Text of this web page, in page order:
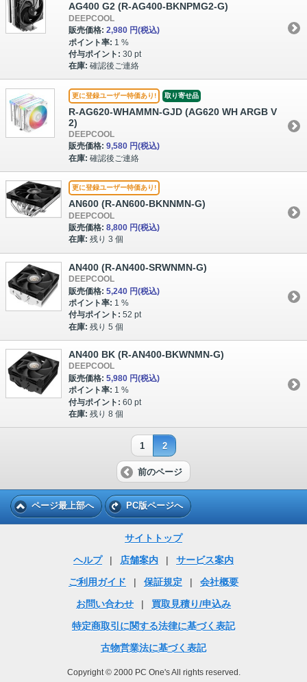
AG400 G2 (R-AG400-BKNPMG2-G)
DEEPCOOL
販売価格: 2,980 円(税込)
ポイント率: 1 %
付与ポイント: 30 pt
在庫: 確認後ご連絡
更に登録ユーザー特価あり! 取り寄せ品
R-AG620-WHAMMN-GJD (AG620 WH ARGB V
2)
DEEPCOOL
販売価格: 9,580 円(税込)
在庫: 確認後ご連絡
更に登録ユーザー特価あり!
AN600 (R-AN600-BKNNMN-G)
DEEPCOOL
販売価格: 8,800 円(税込)
在庫: 残り 3 個
AN400 (R-AN400-SRWNMN-G)
DEEPCOOL
販売価格: 5,240 円(税込)
ポイント率: 1 %
付与ポイント: 52 pt
在庫: 残り 5 個
AN400 BK (R-AN400-BKWNMN-G)
DEEPCOOL
販売価格: 5,980 円(税込)
ポイント率: 1 %
付与ポイント: 60 pt
在庫: 残り 8 個
1 2
前のページ
ページ最上部へ PC版ページへ
サイトトップ
ヘルプ
| 店舗案内 |
サービス案内
ご利用ガイド
| 保証規定 |
会社概要
お問い合わせ
|
買取見積り/申込み
特定商取引に関する法律に基づく表記
古物営業法に基づく表記
Copyright © 2000 PC One's All rights reserved.